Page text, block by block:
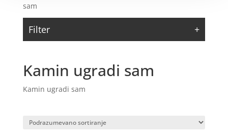
sam
Kamin ugradi sam
Kamin ugradi sam
Filter